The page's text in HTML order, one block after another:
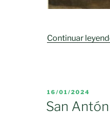
Continuar
PUBLICADO
EL
16/01/2024
San